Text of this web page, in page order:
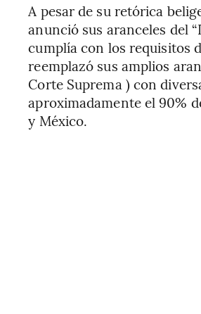
A pesar de su retórica
anunció sus aranceles del
cumplía con los requisitos
reemplazó sus amplios
Corte Suprema ) con
aproximadamente el 90%
y México.